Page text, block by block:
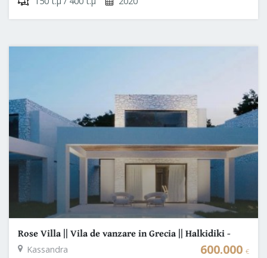
Rose Villa || Vila de vanzare in Grecia || Halkidiki -
Palini
Kassandra 600.000 €